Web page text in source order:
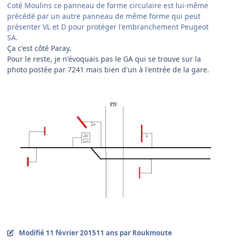
Coté Moulins ce panneau de forme circulaire est lui-même
précédé par un autre panneau de même forme qui peut
présenter VL et D pour protéger l'embranchement Peugeot
SA.
Ça c'est côté Paray.
Pour le reste, je n'évoquais pas le GA qui se trouve sur la
photo postée par 7241 mais bien d'un à l'entrée de la gare.
Modifié 11 février 201511 ans par Roukmoute